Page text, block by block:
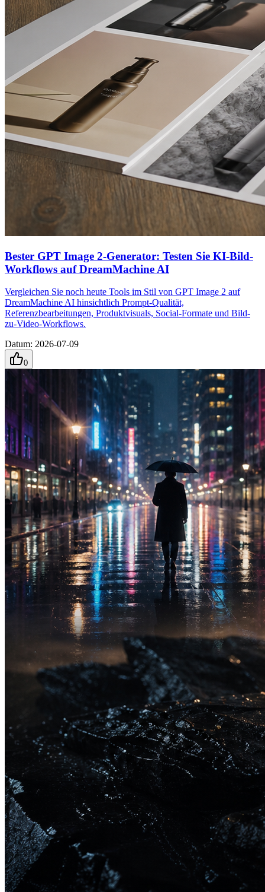
Bester GPT Image 2-Generator: Testen Sie KI-Bild-
Workflows auf DreamMachine AI
Vergleichen Sie noch heute Tools im Stil von GPT Image 2 auf
DreamMachine AI hinsichtlich Prompt-Qualität,
Referenzbearbeitungen, Produktvisuals, Social-Formate und Bild-
zu-Video-Workflows.
Datum: 2026-07-09
0